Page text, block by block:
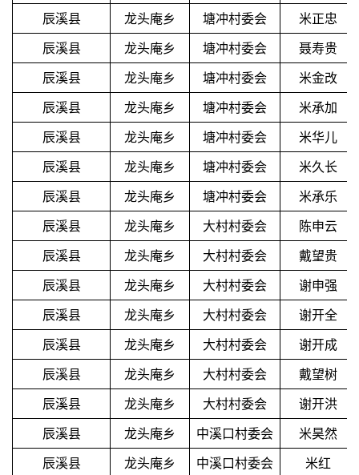
辰溪县
龙头庵乡 塘冲村委会
米正忠
辰溪县
龙头庵乡 塘冲村委会
聂寿贵
辰溪县
龙头庵乡 塘冲村委会
米金改
辰溪县
龙头庵乡 塘冲村委会
米承加
辰溪县
龙头庵乡 塘冲村委会
米华儿
辰溪县
龙头庵乡 塘冲村委会
米久长
辰溪县
龙头庵乡 塘冲村委会
米承乐
辰溪县
龙头庵乡 大村村委会
陈申云
辰溪县
龙头庵乡 大村村委会
戴望贵
辰溪县
龙头庵乡 大村村委会
谢申强
辰溪县
龙头庵乡 大村村委会
谢开全
辰溪县
龙头庵乡 大村村委会
谢开成
辰溪县
龙头庵乡 大村村委会
戴望树
辰溪县
龙头庵乡 大村村委会
谢开洪
辰溪县
龙头庵乡 中溪口村委会
米昊然
辰溪县
龙头庵乡 中溪口村委会
米红